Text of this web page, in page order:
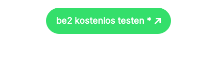
be2 kostenlos testen *